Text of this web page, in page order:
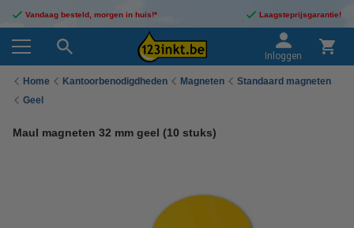
Vandaag besteld, morgen in huis!* Laagsteprijsgarantie!
Inloggen
Home Kantoorbenodigdheden Magneten
Standaard magneten
Geel
Maul magneten 32 mm geel (10 stuks)